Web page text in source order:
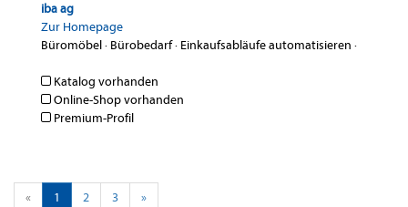
iba ag
Zur Homepage
Büromöbel· Bürobedarf· Einkaufsabläufe automatisieren ·
Katalog vorhanden
Online-Shop vorhanden
Premium-Profil
« 1 2 3 »